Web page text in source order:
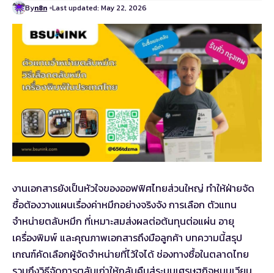
Byn8n Last updated: May 22, 2026
งานเอกสารยังเป็นหัวใจของออฟฟิศไทยส่วนใหญ่ ทำให้ฝ่ายจัด
ซื้อต้องวางแผนเรื่องค่าหมึกอย่างจริงจัง การเลือก ตัวแทน
จำหน่ายตลับหมึก ที่เหมาะสมส่งผลต่อต้นทุนต่อแผ่น อายุ
เครื่องพิมพ์ และคุณภาพเอกสารถึงมือลูกค้า บทความนี้สรุป
เกณฑ์คัดเลือกผู้จัดจำหน่ายที่ไว้ใจได้ ช่องทางซื้อในตลาดไทย